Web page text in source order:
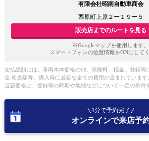
有限会社昭南自動車商会
西原町上原２ー１９ー５
販売店までのルートを見る
※Googleマップを使用します。
スマートフォンの位置情報をONにして
支払総額には、車両本体価格の他、保険料、税金、登録等
金 相当額等、購入時に必要な全ての費用が含まれています
当該価格は、登録等の時期や地域などについて一定の条件
1分で予約完了
オンラインで来店予